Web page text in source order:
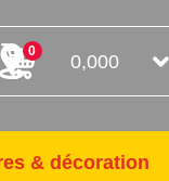
0 0,000
& décoration